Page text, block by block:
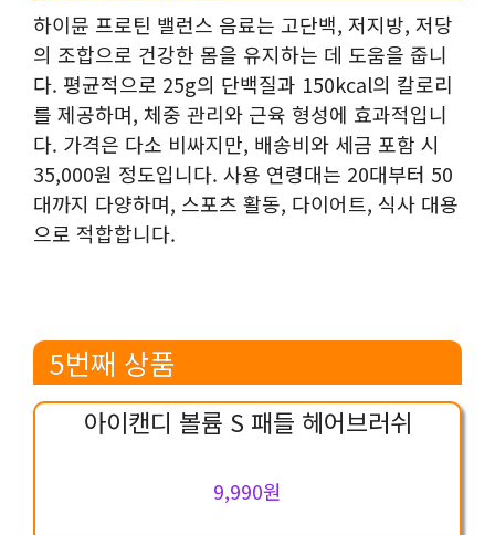
하이뮨 프로틴 밸런스 음료는 고단백, 저지방, 저당
의 조합으로 건강한 몸을 유지하는 데 도움을 줍니
다. 평균적으로 25g의 단백질과 150kcal의 칼로리
를 제공하며, 체중 관리와 근육 형성에 효과적입니
다. 가격은 다소 비싸지만, 배송비와 세금 포함 시
35,000원 정도입니다. 사용 연령대는 20대부터 50
대까지 다양하며, 스포츠 활동, 다이어트, 식사 대용
으로 적합합니다.
5번째 상품
아이캔디 볼륨 S 패들 헤어브러쉬
9,990원